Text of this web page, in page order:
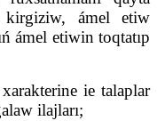
kirgiziw, ámel etiw
ámel etiwin toqtatıp
ie talaplar
ilajları;